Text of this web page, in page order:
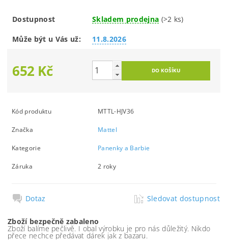
Dostupnost Skladem prodejna (>2 ks)
Může být u Vás už: 11.8.2026
652 Kč
Kód produktu MTTL-HJV36
Značka Mattel
Kategorie Panenky a Barbie
Záruka 2 roky
Dotaz Sledovat dostupnost
Zboží bezpečně zabaleno
Zboží balíme pečlivě. I obal výrobku je pro nás důležitý. Nikdo
přece nechce předávat dárek jak z bazaru.